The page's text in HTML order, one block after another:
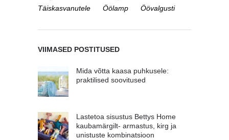
Täiskasvanutele
Öölamp Öövalgusti
VIIMASED POSTITUSED
Mida võtta kaasa puhkusele:
praktilised soovitused
Lastetoa sisustus Bettys Home
kaubamärgilt- armastus, kirg ja
unistuste kombinatsioon